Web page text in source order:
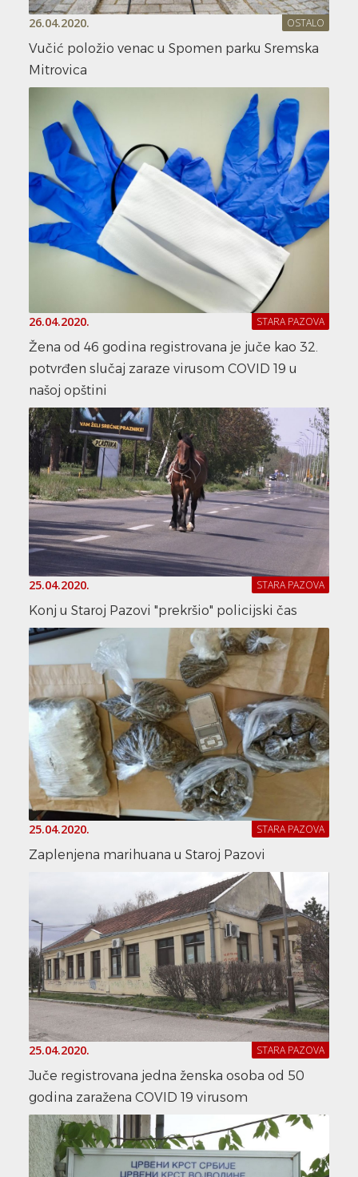
26.04.2020. OSTALO
Vučić položio venac u Spomen parku Sremska
Mitrovica
26.04.2020. STARA PAZOVA
Žena od 46 godina registrovana je juče kao 32.
potvrđen slučaj zaraze virusom COVID 19 u
našoj opštini
25.04.2020. STARA PAZOVA
Konj u Staroj Pazovi "prekršio" policijski čas
25.04.2020. STARA PAZOVA
Zaplenjena marihuana u Staroj Pazovi
25.04.2020. STARA PAZOVA
Juče registrovana jedna ženska osoba od 50
godina zaražena COVID 19 virusom